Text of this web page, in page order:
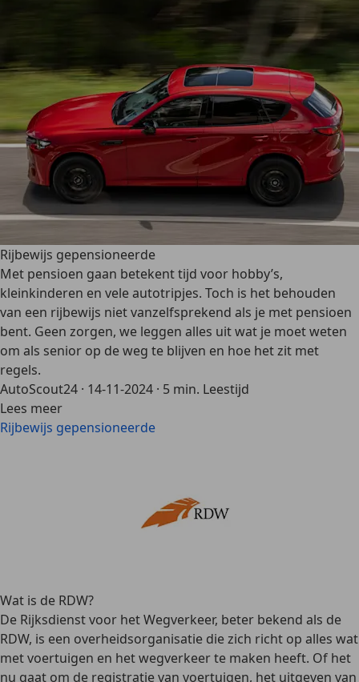
Rijbewijs gepensioneerde
Met pensioen gaan betekent tijd voor hobby’s,
kleinkinderen en vele autotripjes. Toch is het behouden
van een rijbewijs niet vanzelfsprekend als je met pensioen
bent. Geen zorgen, we leggen alles uit wat je moet weten
om als senior op de weg te blijven en hoe het zit met
regels.
AutoScout24 · 14-11-2024 · 5 min. Leestijd
Lees meer
Rijbewijs gepensioneerde
Wat is de RDW?
De Rijksdienst voor het Wegverkeer, beter bekend als de
RDW, is een overheidsorganisatie die zich richt op alles wat
met voertuigen en het wegverkeer te maken heeft. Of het
nu gaat om de registratie van voertuigen, het uitgeven van